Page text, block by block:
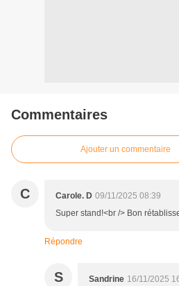
Commentaires
Ajouter un commentaire
C Carole. D 09/11/2025 08:39
Super stand!<br /> Bon
Répondre
S Sandrine 16/11/2025